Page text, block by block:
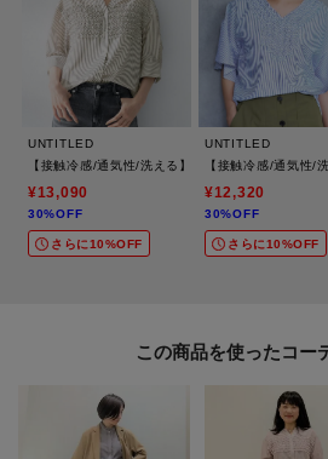
UNTITLED
【接触冷感/通気性/洗える】フロントフリルブラウ
¥13,090
30%OFF
さらに10%OFF
UNTITLED
【接触冷感/通気性/
¥12,320
30%OFF
さらに10%OFF
この商品を使った